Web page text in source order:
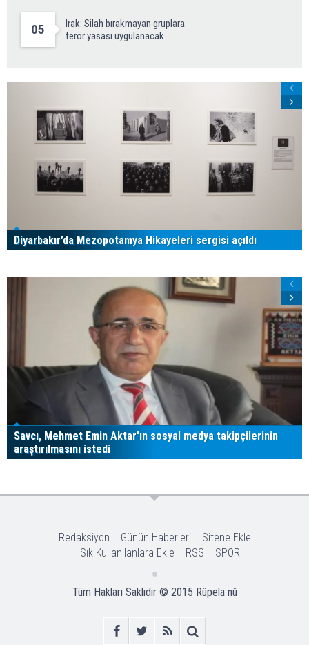
05
Irak: Silah bırakmayan gruplara
terör yasası uygulanacak
Diyarbakır’da Mezopotamya Hikayeleri sergisi açıldı
Savcı, Mehmet Emin Aktar'ın sosyal medya takipçilerinin
araştırılmasını istedi
Redaksiyon Günün Haberleri
Sitene Ekle
Sık Kullanılanlara Ekle
RSS SPOR
Tüm Hakları Saklıdır © 2015 Rûpela nû